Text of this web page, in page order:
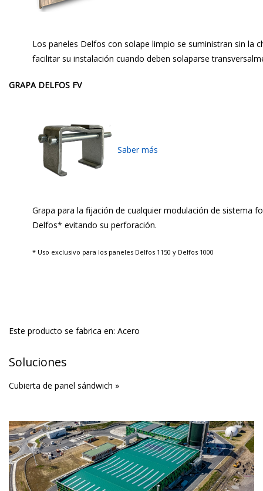
Los paneles Delfos con solape limpio se suministran sin la
facilitar su instalación cuando deben solaparse
GRAPA DELFOS FV
Saber más
Grapa para la fijación de cualquier modulación de sistema
Delfos* evitando su perforación.
* Uso exclusivo para los paneles Delfos 1150 y Delfos 1000
Este producto se fabrica en: Acero
Soluciones
Cubierta de panel sándwich »